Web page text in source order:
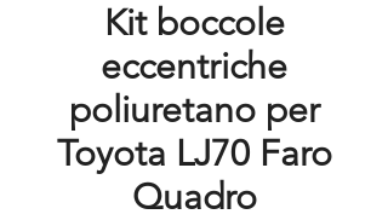
Kit boccole
eccentriche
poliuretano per
Toyota LJ70 Faro
Quadro